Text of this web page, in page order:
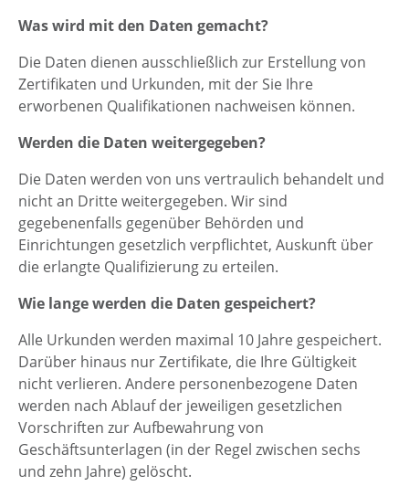
Was wird mit den Daten gemacht?
Die Daten dienen ausschließlich zur Erstellung von
Zertifikaten und Urkunden, mit der Sie Ihre
erworbenen Qualifikationen nachweisen können.
Werden die Daten weitergegeben?
Die Daten werden von uns vertraulich behandelt und
nicht an Dritte weitergegeben. Wir sind
gegebenenfalls gegenüber Behörden und
Einrichtungen gesetzlich verpflichtet, Auskunft über
die erlangte Qualifizierung zu erteilen.
Wie lange werden die Daten gespeichert?
Alle Urkunden werden maximal 10 Jahre gespeichert.
Darüber hinaus nur Zertifikate, die Ihre Gültigkeit
nicht verlieren. Andere personenbezogene Daten
werden nach Ablauf der jeweiligen gesetzlichen
Vorschriften zur Aufbewahrung von
Geschäftsunterlagen (in der Regel zwischen sechs
und zehn Jahre) gelöscht.